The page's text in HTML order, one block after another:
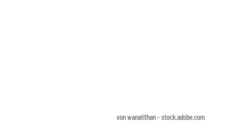
von wanatithan - stock.adobe.com